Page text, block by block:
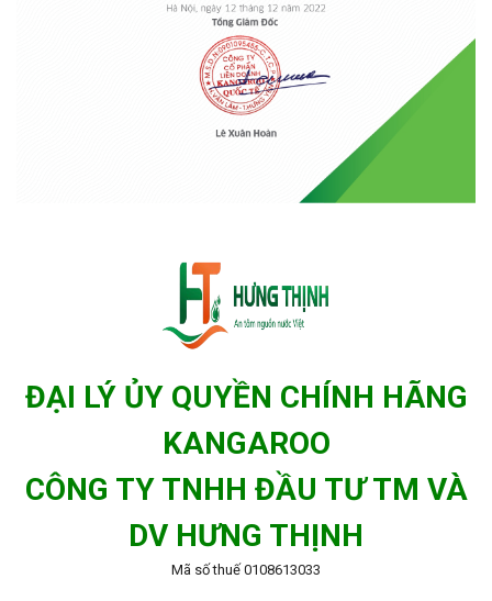
ĐẠI LÝ ỦY QUYỀN CHÍNH HÃNG
KANGAROO
CÔNG TY TNHH ĐẦU TƯ TM VÀ
DV HƯNG THỊNH
Mã số thuế 0108613033